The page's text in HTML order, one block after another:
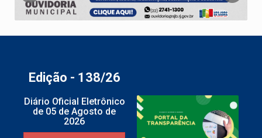
Edição - 138/26
Diário Oficial Eletrônico
de 05 de Agosto de
2026